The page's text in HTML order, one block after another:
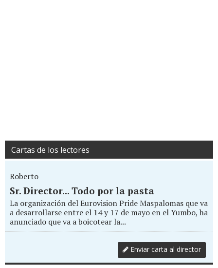
Cartas de los lectores
Roberto
Sr. Director... Todo por la pasta
La organización del Eurovision Pride Maspalomas que va
a desarrollarse entre el 14 y 17 de mayo en el Yumbo, ha
anunciado que va a boicotear la...
Enviar carta al director